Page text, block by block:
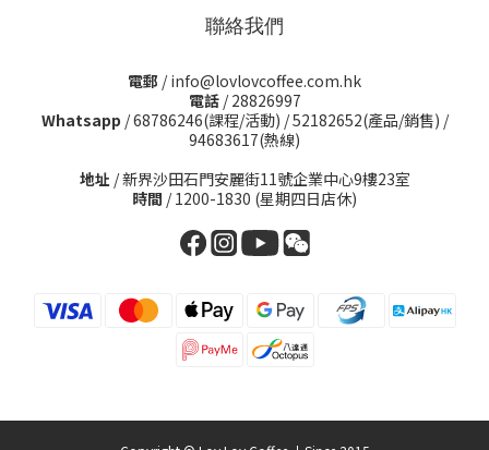
聯絡我們
電郵 / info@lovlovcoffee.com.hk
電話/ 28826997
Whatsapp /68786246(課程/活動) /52182652(產品/銷售) /
94683617(熱線)
地址 / 新界沙田石門安麗街11號企業中心9樓23室
時間 / 1200-1830 (星期四日店休)